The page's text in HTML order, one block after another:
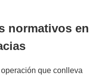
normativos en
que conlleva